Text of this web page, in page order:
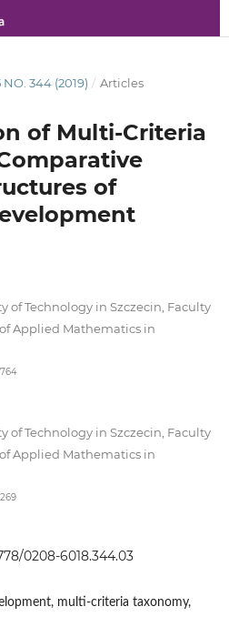
NO. 344 (2019) / Articles
of Multi‑Criteria
of
of Technology in Szczecin, Faculty
Applied Mathematics in
of Technology in Szczecin, Faculty
Applied Mathematics in
0208-6018.344.03
multi-criteria taxonomy,